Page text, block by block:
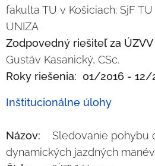
fakulta TU v Košiciach; SjF
UNIZA
Zodpovedný riešiteľ za ÚZVV
Gustáv Kasanický, CSc.
Roky riešenia: 01/2016 - 12/
Inštitucionálne úlohy
Názov: Sledovanie pohybu
dynamických jazdných